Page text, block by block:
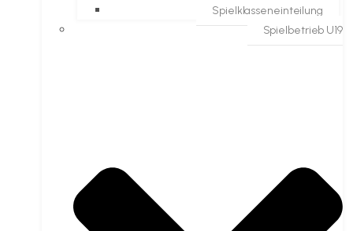
Spielklasseneinteilung
Spielbetrieb U19